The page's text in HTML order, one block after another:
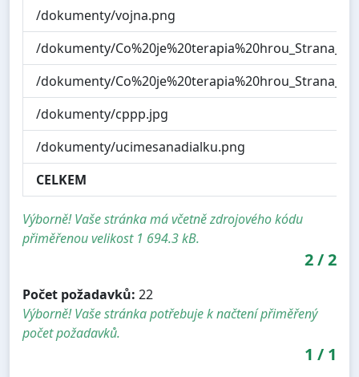
/dokumenty/vojna.png
/dokumenty/
/dokumenty/
/dokumenty/cppp.jpg
/dokumenty/ucimesanadialku.png
CELKEM
Výborně! Vaše stránka má včetně zdrojového kódu
přiměřenou velikost 1 694.3 kB.
2/2
Počet požadavků: 22
Výborně! Vaše stránka potřebuje k načtení přiměřený
počet požadavků.
1 / 1